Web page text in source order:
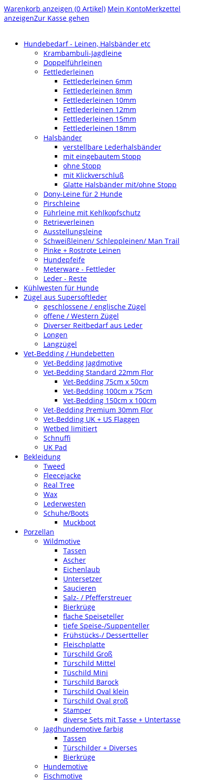
Warenkorb anzeigen (0 Artikel) Mein KontoMerkzettel
anzeigenZur Kasse gehen
Hundebedarf - Leinen, Halsbänder etc
Krambambuli-Jagdleine
Doppelführleinen
Fettlederleinen
Fettlederleinen 6mm
Fettlederleinen 8mm
Fettlederleinen 10mm
Fettlederleinen 12mm
Fettlederleinen 15mm
Fettlederleinen 18mm
Halsbänder
verstellbare Lederhalsbänder
mit eingebautem Stopp
ohne Stopp
mit Klickverschluß
Glatte Halsbänder mit/ohne Stopp
Dony-Leine für 2 Hunde
Pirschleine
Führleine mit Kehlkopfschutz
Retrieverleinen
Ausstellungsleine
Schweißleinen/ Schleppleinen/ Man Trail
Pinke + Rostrote Leinen
Hundepfeife
Meterware - Fettleder
Leder - Reste
Kühlwesten für Hunde
Zügel aus Supersoftleder
geschlossene / englische Zügel
offene / Western Zügel
Diverser Reitbedarf aus Leder
Longen
Langzügel
Vet-Bedding / Hundebetten
Vet-Bedding Jagdmotive
Vet-Bedding Standard 22mm Flor
Vet-Bedding 75cm x 50cm
Vet-Bedding 100cm x 75cm
Vet-Bedding 150cm x 100cm
Vet-Bedding Premium 30mm Flor
Vet-Bedding UK + US Flaggen
Wetbed limitiert
Schnuffi
UK Pad
Bekleidung
Tweed
Fleecejacke
Real Tree
Wax
Lederwesten
Schuhe/Boots
Muckboot
Porzellan
Wildmotive
Tassen
Ascher
Eichenlaub
Untersetzer
Saucieren
Salz- / Pfefferstreuer
Bierkrüge
flache Speiseteller
tiefe Speise-/Suppenteller
Frühstücks-/ Dessertteller
Fleischplatte
Türschild Groß
Türschild Mittel
Tüschild Mini
Türschild Barock
Türschild Oval klein
Türschild Oval groß
Stamper
diverse Sets mit Tasse + Untertasse
Jagdhundemotive farbig
Tassen
Türschilder + Diverses
Bierkrüge
Hundemotive
Fischmotive